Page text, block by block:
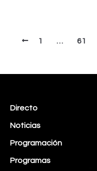
1 … 61
Directo
Noticias
Programación
Programas